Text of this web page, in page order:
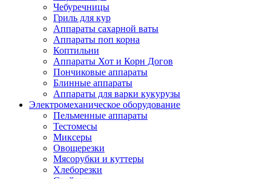
Чебуречницы
Гриль для кур
Аппараты сахарной ваты
Аппараты поп корна
Коптильни
Аппараты Хот и Корн Догов
Пончиковые аппараты
Блинные аппараты
Аппараты для варки кукурузы
Электромеханическое оборудование
Пельменные аппараты
Тестомесы
Миксеры
Овощерезки
Мясорубки и куттеры
Хлеборезки